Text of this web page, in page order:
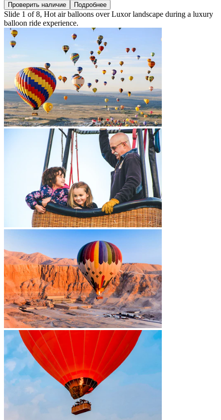
Проверить наличие Подробнее
Slide 1 of 8, Hot air balloons over Luxor landscape during a luxury
balloon ride experience.